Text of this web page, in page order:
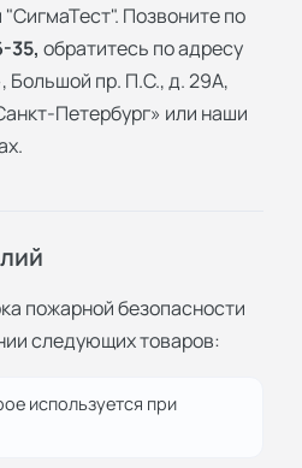
Позвоните по
35, обратитесь по адресу
Большой пр. П.С., д. 29А,
Петербург» или наши
пожарной безопасности
следующих товаров:
используется при